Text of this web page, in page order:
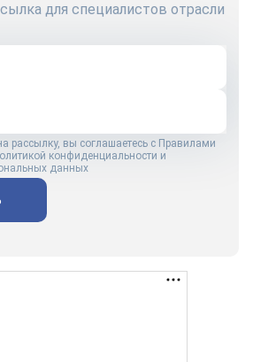
для специалистов отрасли
рассылку, вы соглашаетесь с Правилами
конфиденциальности и
данных